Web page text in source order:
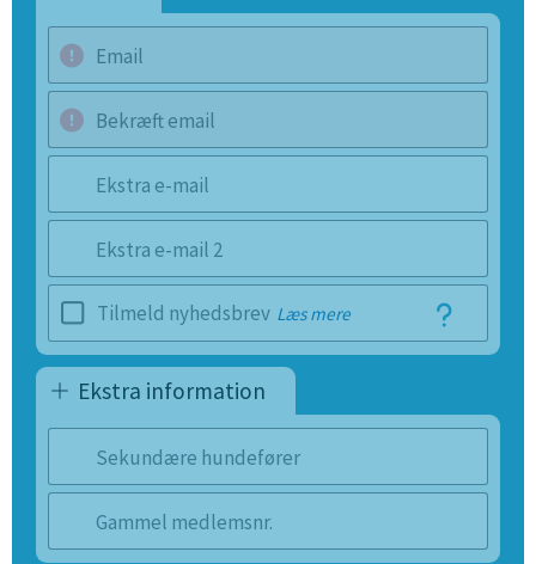
Email
Bekræft email
Ekstra e-mail
Ekstra e-mail 2
Tilmeld nyhedsbrev Læs mere
Ekstra information
Sekundære hundefører
Gammel medlemsnr.